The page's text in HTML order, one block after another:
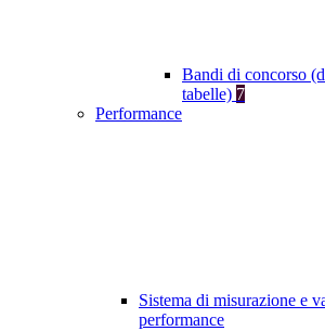
Bandi di concorso
tabelle) 7
Performance
Sistema di misurazione e
performance